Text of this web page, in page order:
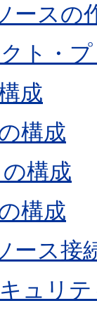
ースの
ト・
成
構成
構成
構成
ース接
ュリ